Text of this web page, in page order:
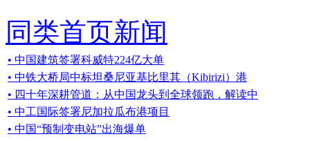
同类首页新闻
• 中国建筑签署科威特224亿大单
• 中铁大桥局中标坦桑尼亚基比里其（Kibirizi）港
• 四十年深耕管道：从中国龙头到全球领跑，解读中
• 中工国际签署尼加拉瓜布港项目
• 中国“预制变电站”出海爆单